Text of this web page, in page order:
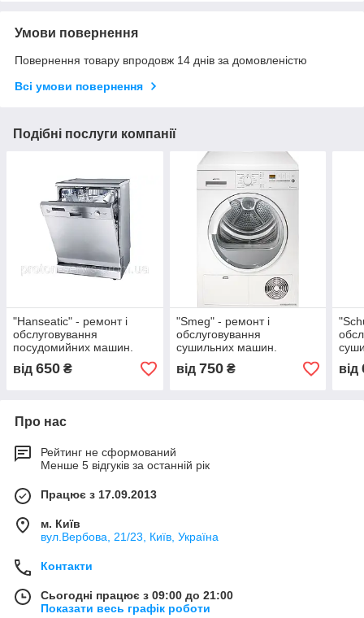
Умови повернення
Повернення товару впродовж 14 днів за домовленістю
Всі умови повернення
Подібні послуги компанії
"Hanseatic" - ремонт і
обслуговування
посудомийних машин.
від 650 ₴
"Smeg" - ремонт і
обслуговування
сушильних машин.
від 750₴ від
Про нас
Рейтинг не сформований
Менше 5 відгуків за останній рік
Працює з 17.09.2013
м. Київ
вул.Вербова, 21/23, Київ, Україна
Контакти
Сьогодні працює з 09:00 до 21:00
Показати весь графік роботи